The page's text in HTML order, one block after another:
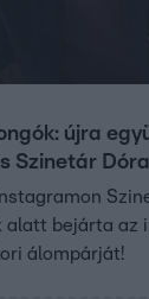
újra
Szinetár Dóra
alatt bejárta az
álompárját!